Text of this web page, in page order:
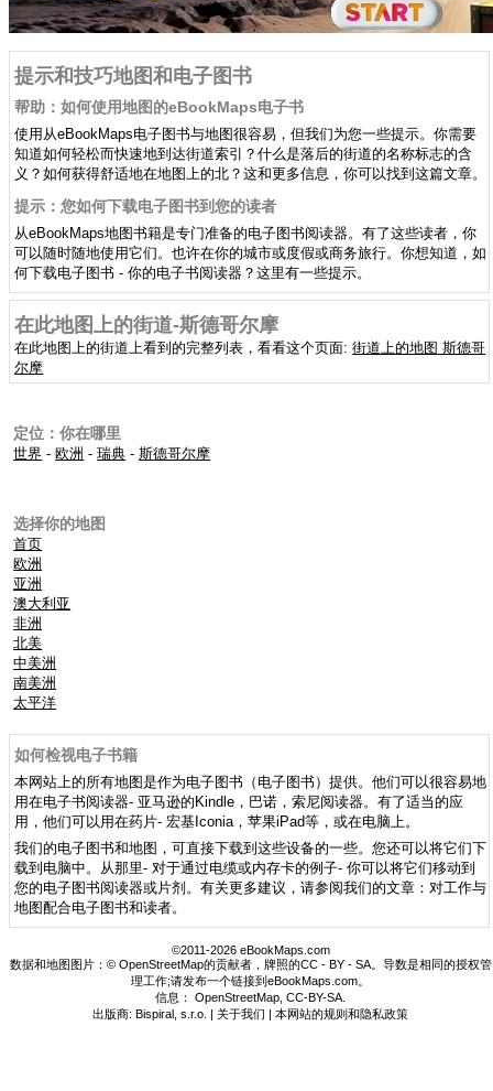
提示和技巧地图和电子图书
帮助：如何使用地图的eBookMaps电子书
使用从eBookMaps电子图书与地图很容易，但我们为您一些提示。你需要
知道如何轻松而快速地到达街道索引？什么是落后的街道的名称标志的含
义？如何获得舒适地在地图上的北？这和更多信息，你可以找到这篇文章。
提示：您如何下载电子图书到您的读者
从eBookMaps地图书籍是专门准备的电子图书阅读器。有了这些读者，你
可以随时随地使用它们。也许在你的城市或度假或商务旅行。你想知道，如
何下载电子图书 - 你的电子书阅读器？这里有一些提示。
在此地图上的街道-斯德哥尔摩
在此地图上的街道上看到的完整列表，看看这个页面:街道上的地图 斯德哥
尔摩
定位：你在哪里
世界 -欧洲 -瑞典 -斯德哥尔摩
选择你的地图
首页
欧洲
亚洲
澳大利亚
非洲
北美
中美洲
南美洲
太平洋
如何检视电子书籍
本网站上的所有地图是作为电子图书（电子图书）提供。他们可以很容易地
用在电子书阅读器- 亚马逊的Kindle，巴诺，索尼阅读器。有了适当的应
用，他们可以用在药片- 宏基Iconia，苹果iPad等，或在电脑上。
我们的电子图书和地图，可直接下载到这些设备的一些。您还可以将它们下
载到电脑中。从那里- 对于通过电缆或内存卡的例子- 你可以将它们移动到
您的电子图书阅读器或片剂。有关更多建议，请参阅我们的文章：对工作与
地图配合电子图书和读者。
©2011-2026 eBookMaps.com
数据和地图图片：© OpenStreetMap的贡献者，牌照的CC - BY - SA。导数是相同的授权管
理工作;请发布一个链接到eBookMaps.com。
信息：OpenStreetMap ,CC-BY-SA
出版商: Bispiral, s.r.o. | 关于我们 |本网站的规则和隐私政策